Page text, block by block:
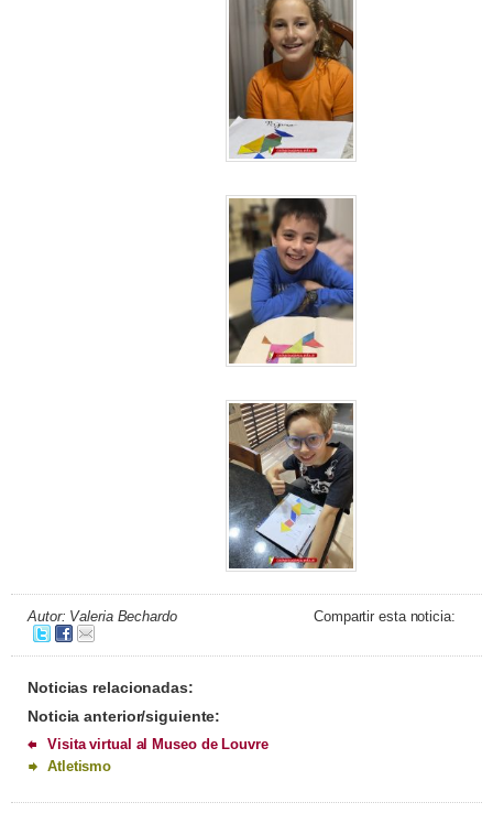
Autor: Valeria Bechardo Compartir esta noticia:
Noticias relacionadas:
Noticia anterior/siguiente:
Visita virtual al Museo de Louvre
Atletismo